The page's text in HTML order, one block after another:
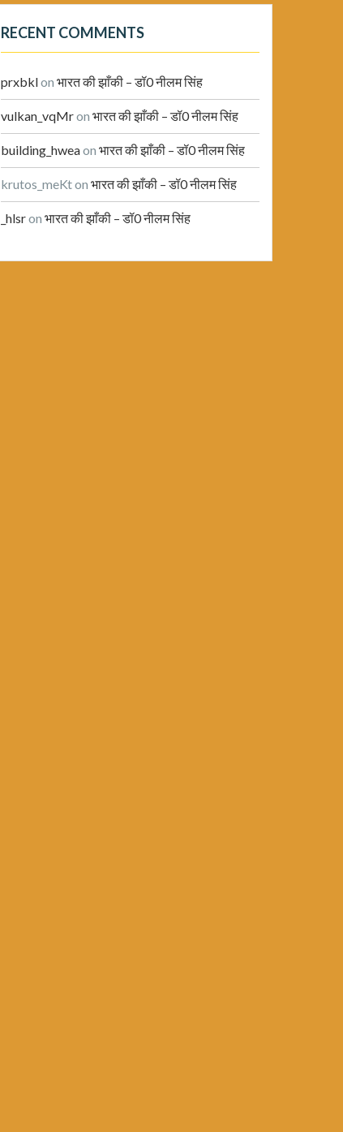
RECENT COMMENTS
prxbklon भारत की झाँकी – डॉ0 नीलम सिंह
vulkan_vqMron भारत की झाँकी – डॉ0 नीलम सिंह
building_hweaon भारत की झाँकी – डॉ0 नीलम सिंह
krutos_meKton भारत की झाँकी – डॉ0 नीलम सिंह
_hlsron भारत की झाँकी – डॉ0 नीलम सिंह